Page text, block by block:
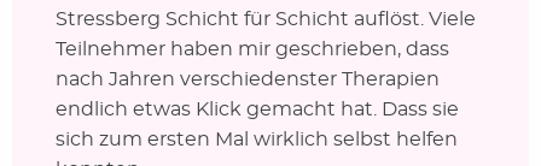
Stressberg Schicht für Schicht auflöst. Viele
Teilnehmer haben mir geschrieben, dass
nach Jahren verschiedenster Therapien
endlich etwas Klick gemacht hat. Dass sie
sich zum ersten Mal wirklich selbst helfen